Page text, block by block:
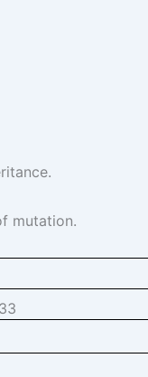
mutation.
33